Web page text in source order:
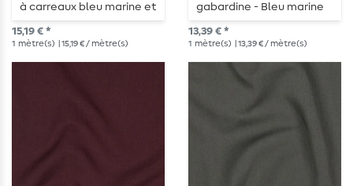
à carreaux bleu marine et
camel
15,19 € *
1 mètre(s) | 15,19 € / mètre(s)
gabardine - Bleu marine
foncé, élastique dans le
sens de la largeur
13,39 € *
1 mètre(s) | 13,39 € / mètre(s)